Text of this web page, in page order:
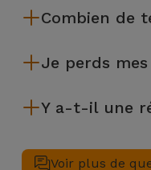
Combien de
Je perds
€) au cas où tu aurais
Y a-t-il une
nous appliquons une
Voir plus de